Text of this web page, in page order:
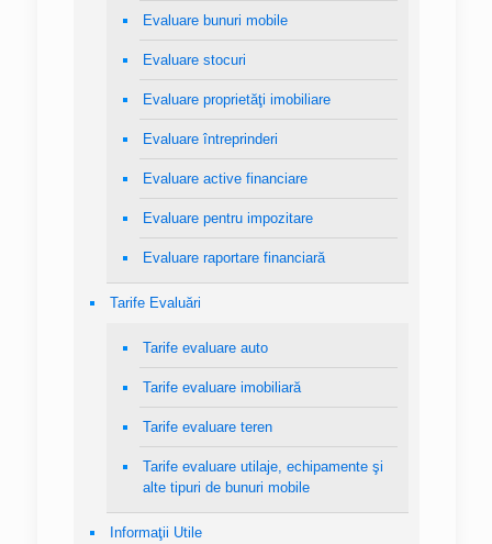
Evaluare bunuri mobile
Evaluare stocuri
Evaluare proprietăţi imobiliare
Evaluare întreprinderi
Evaluare active financiare
Evaluare pentru impozitare
Evaluare raportare financiară
Tarife Evaluări
Tarife evaluare auto
Tarife evaluare imobiliară
Tarife evaluare teren
Tarife evaluare utilaje, echipamente şi
alte tipuri de bunuri mobile
Informaţii Utile